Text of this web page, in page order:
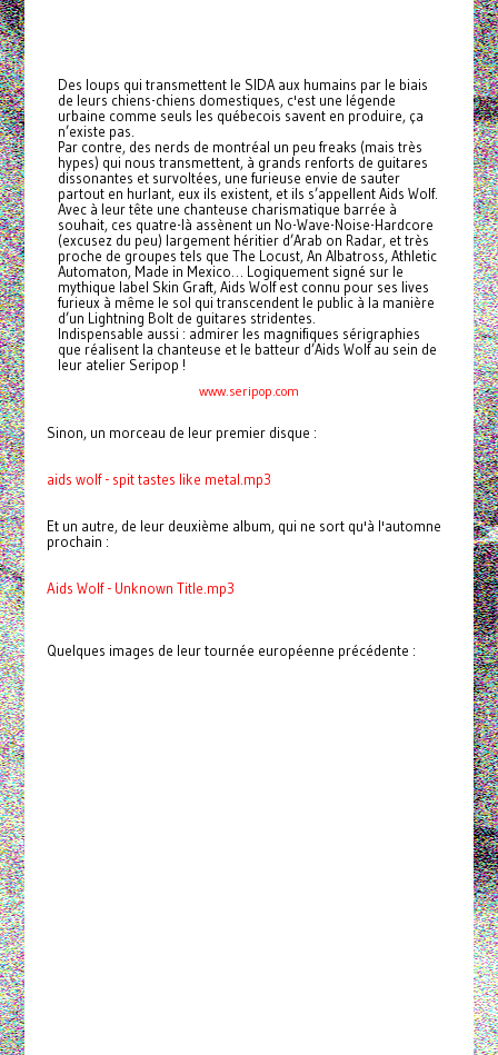
Des loups qui transmettent le SIDA aux humains par le biais
de leurs chiens-chiens domestiques, c'est une légende
urbaine comme seuls les québecois savent en produire, ça
n’existe pas.
Par contre, des nerds de montréal un peu freaks (mais très
hypes) qui nous transmettent, à grands renforts de guitares
dissonantes et survoltées, une furieuse envie de sauter
partout en hurlant, eux ils existent, et ils s’appellent Aids Wolf.
Avec à leur tête une chanteuse charismatique barrée à
souhait, ces quatre-là assènent un No-Wave-Noise-Hardcore
(excusez du peu) largement héritier d’Arab on Radar, et très
proche de groupes tels que The Locust, An Albatross, Athletic
Automaton, Made in Mexico… Logiquement signé sur le
mythique label Skin Graft, Aids Wolf est connu pour ses lives
furieux à même le sol qui transcendent le public à la manière
d’un Lightning Bolt de guitares stridentes.
Indispensable aussi : admirer les magnifiques sérigraphies
que réalisent la chanteuse et le batteur d’Aids Wolf au sein de
leur atelier Seripop !
www.seripop.com
Sinon, un morceau de leur premier disque :
aids wolf - spit tastes like metal.mp3
Et un autre, de leur deuxième album, qui ne sort qu'à l'automne
prochain :
Aids Wolf - Unknown Title.mp3
Quelques images de leur tournée européenne précédente :